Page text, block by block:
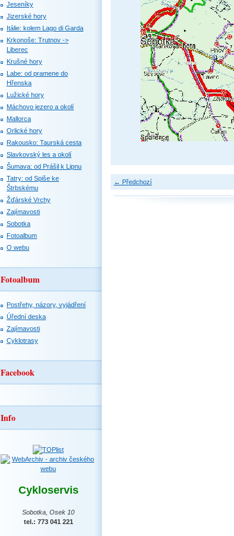
← Předchozí
Jeseníky
Jizerské hory
Itálie: kolem Lago di Garda
Krkonoše: Trutnov ->
Liberec
Krušné hory
Labe: od pramene do
Hřenska
Lužické hory
Máchovo jezero a okolí
Mallorca
Orlické hory
Rakousko: Taurská cesta
Slavkovský les a okolí
Šumava: od Prášil k Lipnu
Tatry: od Spiše ke
Štrbskému
Žďárské Vrchy
Zajímavosti
Sobotka
Fotoalbum
O webu
Fotoalbum
Postřehy, názory, vyjádření
Úřední deska
Zajímavosti
Cyklotrasy
Facebook
Info
Cykloservis
Sobotka, Osek 10
tel.: 773 041 221